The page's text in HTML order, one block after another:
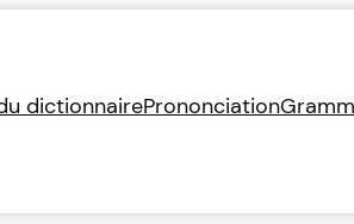
dictionnairePrononciation